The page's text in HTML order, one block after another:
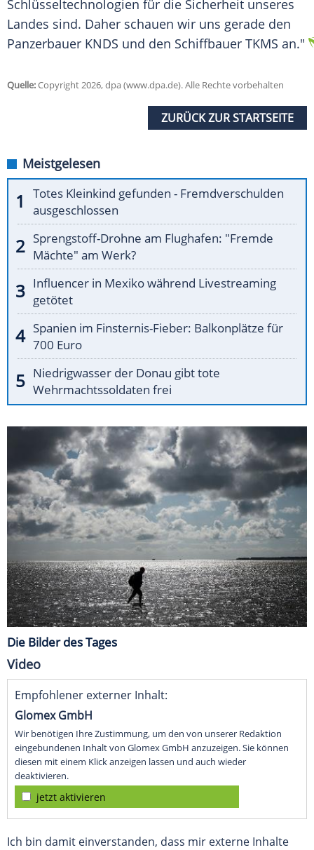
Schlüsseltechnologien für die Sicherheit unseres
Landes sind. Daher schauen wir uns gerade den
Panzerbauer KNDS und den Schiffbauer TKMS an."
Quelle:Copyright 2026, dpa (www.dpa.de). Alle Rechte vorbehalten
ZURÜCK ZUR STARTSEITE
Meistgelesen
Totes Kleinkind gefunden - Fremdverschulden
ausgeschlossen
Sprengstoff-Drohne am Flughafen: "Fremde
Mächte" am Werk?
Influencer in Mexiko während Livestreaming
getötet
Spanien im Finsternis-Fieber: Balkonplätze für
700 Euro
Niedrigwasser der Donau gibt tote
Wehrmachtssoldaten frei
Die Bilder des Tages
Video
Empfohlener externer Inhalt:
Glomex GmbH
Wir benötigen Ihre Zustimmung, um den von unserer Redaktion
eingebundenen Inhalt von Glomex GmbH anzuzeigen. Sie können
diesen mit einem Klick anzeigen lassen und auch wieder
deaktivieren.
jetzt aktivieren
Ich bin damit einverstanden, dass mir externe Inhalte